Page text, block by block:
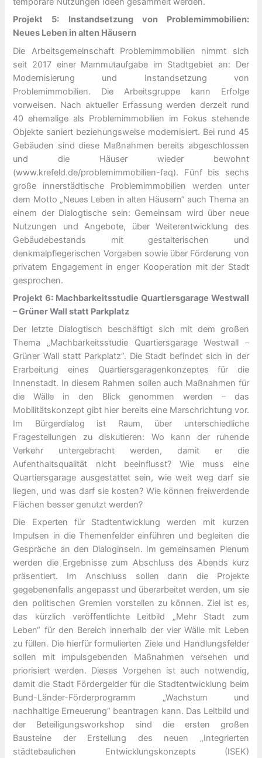
Projekt 5: Instandsetzung von Problemimmobilien:
Neues Leben in alten Häusern
Die Arbeitsgemeinschaft Problemimmobilien nimmt sich
seit 2017 einer Mammutaufgabe im Stadtgebiet an: Der
Modernisierung und Instandsetzung von
Problemimmobilien. Die Arbeitsgruppe kann Erfolge
vorweisen. Nach aktueller Erfassung werden derzeit rund
40 ehemalige als Problemimmobilien im Fokus stehende
Objekte saniert beziehungsweise modernisiert. Bei rund 45
Gebäuden sind diese Maßnahmen bereits abgeschlossen
und die Häuser wieder bewohnt
(www.krefeld.de/problemimmobilien-faq). Fünf bis sechs
große innerstädtische Problemimmobilien werden unter
dem Motto „Neues Leben in alten Häusern“ auch Thema an
einem der Dialogtische sein: Gemeinsam wird über neue
Nutzungen und Angebote, über Weiterentwicklung des
Gebäudebestands mit gestalterischen und
denkmalpflegerischen Vorgaben sowie über Förderung von
privatem Engagement in enger Kooperation mit der Stadt
gesprochen.
Projekt 6: Machbarkeitsstudie Quartiersgarage Westwall
– Grüner Wall statt Parkplatz
Der letzte Dialogtisch beschäftigt sich mit dem großen
Thema „Machbarkeitsstudie Quartiersgarage Westwall –
Grüner Wall statt Parkplatz“. Die Stadt befindet sich in der
Erarbeitung eines Quartiersgaragenkonzeptes für die
Innenstadt. In diesem Rahmen sollen auch Maßnahmen für
die Wälle in den Blick genommen werden – das
Mobilitätskonzept gibt hier bereits eine Marschrichtung vor.
Im Bürgerdialog ist Raum, über unterschiedliche
Fragestellungen zu diskutieren: Wo kann der ruhende
Verkehr untergebracht werden, damit er die
Aufenthaltsqualität nicht beeinflusst? Wie muss eine
Quartiersgarage ausgestattet sein, wie weit weg darf sie
liegen, und was darf sie kosten? Wie können freiwerdende
Flächen besser genutzt werden?
Die Experten für Stadtentwicklung werden mit kurzen
Impulsen in die Themenfelder einführen und begleiten die
Gespräche an den Dialoginseln. Im gemeinsamen Plenum
werden die Ergebnisse zum Abschluss des Abends kurz
präsentiert. Im Anschluss sollen dann die Projekte
gegebenenfalls angepasst und überarbeitet werden, um sie
den politischen Gremien vorstellen zu können. Ziel ist es,
das kürzlich veröffentlichte Leitbild „Mehr Stadt zum
Leben“ für den Bereich innerhalb der vier Wälle mit Leben
zu füllen. Die hierfür formulierten Ziele und Handlungsfelder
sollen mit impulsgebenden Maßnahmen versehen und
priorisiert werden. Dieses Vorgehen ist auch notwendig,
damit die Stadt Fördergelder für die Stadtentwicklung beim
Bund-Länder-Förderprogramm „Wachstum und
nachhaltige Erneuerung“ beantragen kann. Das Leitbild und
der Beteiligungsworkshop sind die ersten großen
Bausteine der Erstellung des neuen „Integrierten
städtebaulichen Entwicklungskonzepts (ISEK)